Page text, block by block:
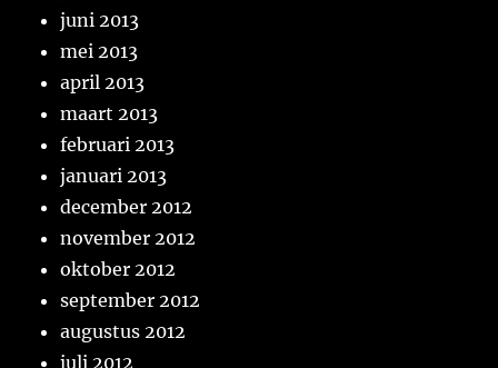
juni 2013
mei 2013
april 2013
maart 2013
februari 2013
januari 2013
december 2012
november 2012
oktober 2012
september 2012
augustus 2012
juli 2012